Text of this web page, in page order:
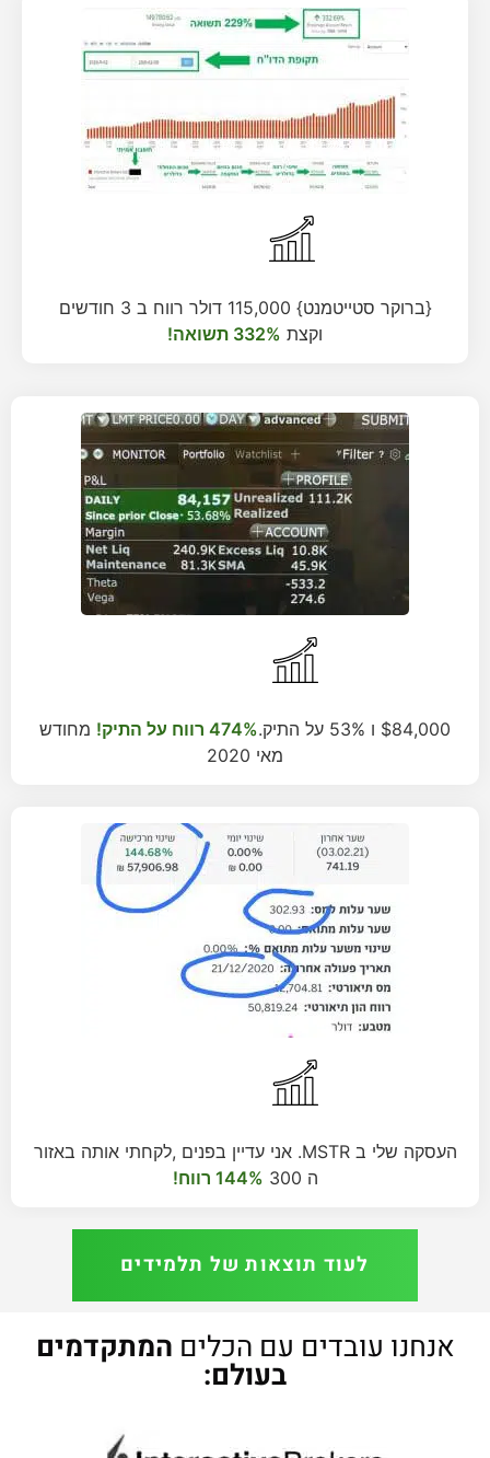
{ברוקר סטייטמנט} 115,000 דולר רווח ב 3 חודשים
וקצת 332% תשואה!
$84,000 ו 53% על התיק. 474% רווח על התיק!
מחודש
מאי 2020
העסקה שלי ב MSTR. אני עדיין בפנים ,לקחתי אותה באזור
ה 300
144% רווח!
לעוד תוצאות של תלמידים
אנחנו עובדים עם הכלים המתקדמים
בעולם: